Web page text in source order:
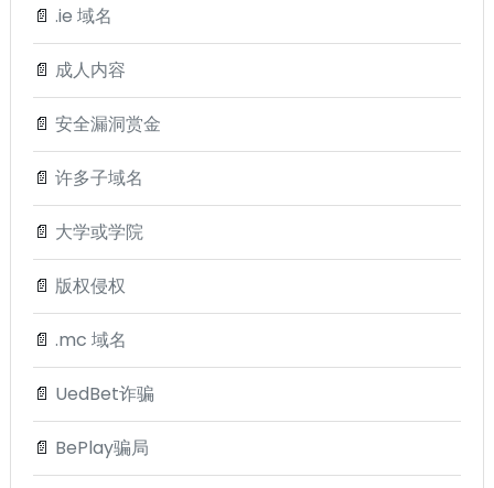
📄 .ie 域名
📄 成人内容
📄 安全漏洞赏金
📄 许多子域名
📄 大学或学院
📄 版权侵权
📄 .mc 域名
📄 UedBet诈骗
📄 BePlay骗局